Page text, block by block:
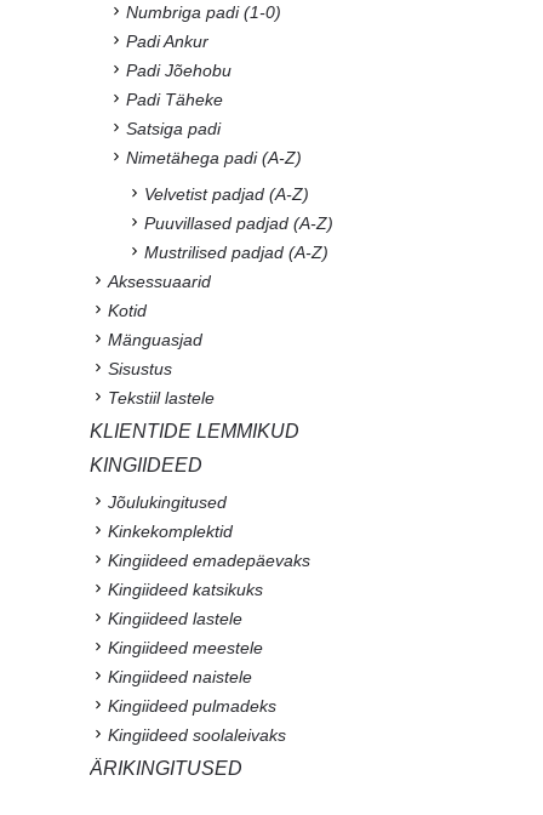
Numbriga padi (1-0)
Padi Ankur
Padi Jõehobu
Padi Täheke
Satsiga padi
Nimetähega padi (A-Z)
Velvetist padjad (A-Z)
Puuvillased padjad (A-Z)
Mustrilised padjad (A-Z)
Aksessuaarid
Kotid
Mänguasjad
Sisustus
Tekstiil lastele
KLIENTIDE LEMMIKUD
KINGIIDEED
Jõulukingitused
Kinkekomplektid
Kingiideed emadepäevaks
Kingiideed katsikuks
Kingiideed lastele
Kingiideed meestele
Kingiideed naistele
Kingiideed pulmadeks
Kingiideed soolaleivaks
ÄRIKINGITUSED